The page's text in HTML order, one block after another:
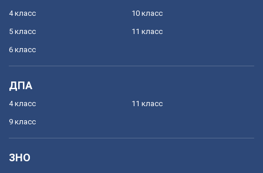
4 класс
5 класс
6 класс
10 класс
11 класс
ДПА
4 класс
9 класс
11 класс
ЗНО